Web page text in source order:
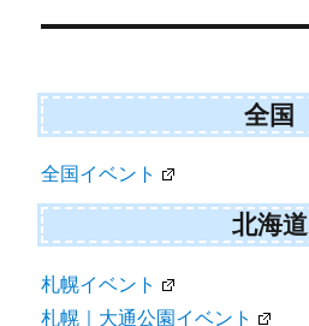
navigation
全国
全国イベント
北海道
札幌イベント
札幌｜大通公園イベント